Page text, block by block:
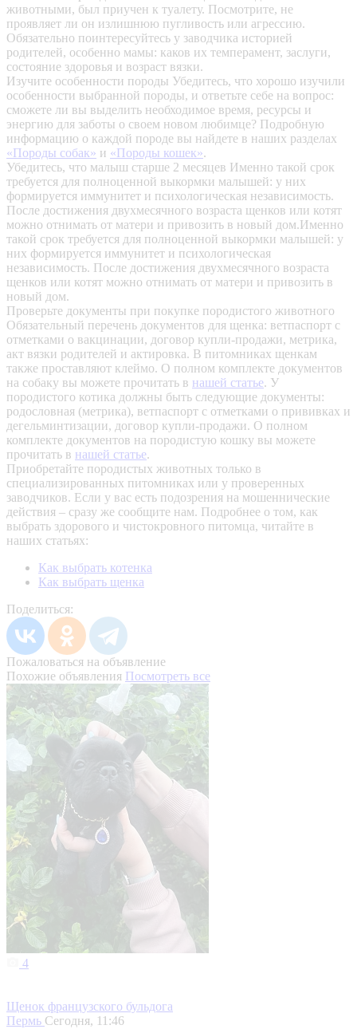
животными, был приучен к туалету. Посмотрите, не
проявляет ли он излишнюю пугливость или агрессию.
Обязательно поинтересуйтесь у заводчика историей
родителей, особенно мамы: каков их темперамент, заслуги,
состояние здоровья и возраст вязки.
Изучите особенности породы Убедитесь, что хорошо изучили
особенности выбранной породы, и ответьте себе на вопрос:
сможете ли вы выделить необходимое время, ресурсы и
энергию для заботы о своем новом любимце? Подробную
информацию о каждой породе вы найдете в наших разделах
«Породы собак» и «Породы кошек».
Убедитесь, что малыш старше 2 месяцев Именно такой срок
требуется для полноценной выкормки малышей: у них
формируется иммунитет и психологическая независимость.
После достижения двухмесячного возраста щенков или котят
можно отнимать от матери и привозить в новый дом.Именно
такой срок требуется для полноценной выкормки малышей: у
них формируется иммунитет и психологическая
независимость. После достижения двухмесячного возраста
щенков или котят можно отнимать от матери и привозить в
новый дом.
Проверьте документы при покупке породистого животного
Обязательный перечень документов для щенка: ветпаспорт с
отметками о вакцинации, договор купли-продажи, метрика,
акт вязки родителей и актировка. В питомниках щенкам
также проставляют клеймо. О полном комплекте документов
на собаку вы можете прочитать в нашей статье. У
породистого котика должны быть следующие документы:
родословная (метрика), ветпаспорт с отметками о прививках и
дегельминтизации, договор купли-продажи. О полном
комплекте документов на породистую кошку вы можете
прочитать в нашей статье.
Приобретайте породистых животных только в
специализированных питомниках или у проверенных
заводчиков. Если у вас есть подозрения на мошеннические
действия – сразу же сообщите нам. Подробнее о том, как
выбрать здорового и чистокровного питомца, читайте в
наших статьях:
Как выбрать котенка
Как выбрать щенка
Поделиться:
Пожаловаться на объявление
Похожие объявления Посмотреть все
4
Щенок французского бульдога
Пермь Сегодня, 11:46